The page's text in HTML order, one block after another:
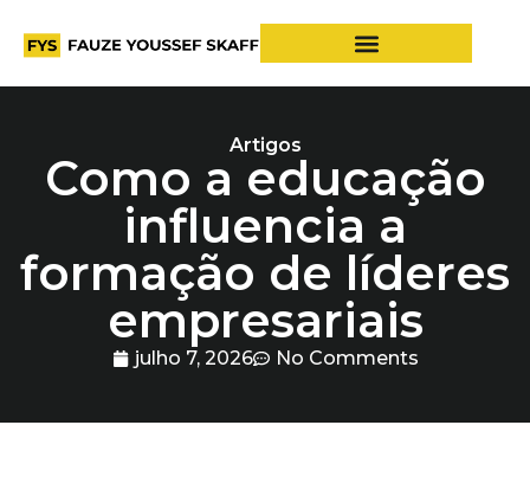
Artigos
Como a educação
influencia a
formação de líderes
empresariais
julho 7, 2026 No Comments